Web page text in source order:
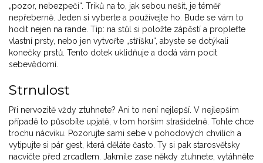
„pozor, nebezpečí“. Triků na to, jak sebou nešít, je téměř
nepřeberně. Jeden si vyberte a používejte ho. Bude se vám to
hodit nejen na rande. Tip: na stůl si položte zápěstí a propleťte
vlastní prsty, nebo jen vytvořte „stříšku“, abyste se dotýkali
konečky prstů. Tento dotek uklidňuje a dodá vám pocit
sebevědomí.
Strnulost
Při nervozitě vždy ztuhnete? Ani to není nejlepší. V nejlepším
případě to působíte upjatě, v tom horším strašidelně. Tohle chce
trochu nácviku. Pozorujte sami sebe v pohodových chvílích a
vytipujte si pár gest, která děláte často. Ty si pak starosvětsky
nacvičte před zrcadlem. Jakmile zase někdy ztuhnete, vytáhněte